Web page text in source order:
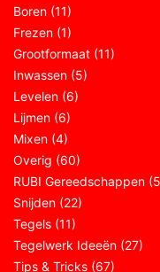
Boren (11)
Frezen (1)
Grootformaat (11)
Inwassen (5)
Levelen (6)
Lijmen (6)
Mixen (4)
Overig (60)
RUBI Gereedschappen
Snijden (22)
Tegels (11)
Tegelwerk Ideeën (27)
Tips & Tricks (67)